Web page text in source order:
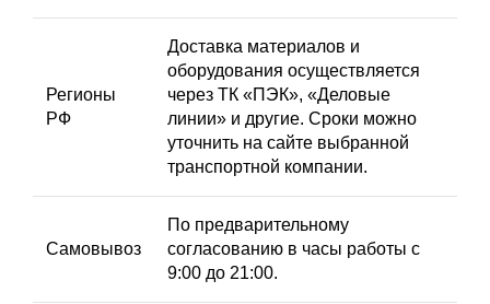
Регионы
РФ
Доставка материалов и
оборудования осуществляется
через ТК «ПЭК», «Деловые
линии» и другие. Сроки можно
уточнить на сайте выбранной
транспортной компании.
Самовывоз
По предварительному
согласованию в часы работы с
9:00 до 21:00.